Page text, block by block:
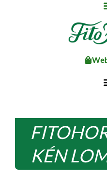
KÉN